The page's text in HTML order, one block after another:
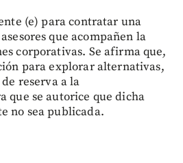
(e) para contratar una
que acompañen la
corporativas. Se afirma que,
para explorar alternativas,
reserva a la
que se autorice que dicha
no sea publicada.